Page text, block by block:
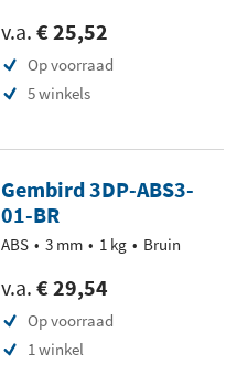
v.a. € 25,52
Op voorraad
5 winkels
Gembird 3DP-ABS3-
01-BR
ABS 3 mm 1 kg Bruin
v.a. € 29,54
Op voorraad
1 winkel